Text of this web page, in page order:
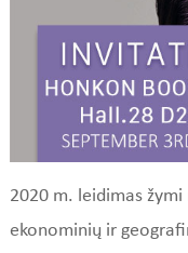
2020 m. leidimas
ekonominių ir